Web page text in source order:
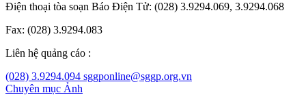
Điện thoại tòa soạn Báo Điện Tử: (028) 3.9294.069, 3.9294.068
Fax: (028) 3.9294.083
Liên hệ quảng cáo :
(028) 3.9294.094 sggponline@sggp.org.vn
Chuyên mục Ảnh